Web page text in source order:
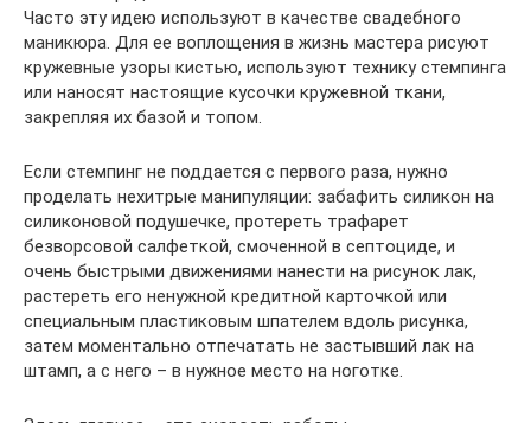
Часто эту идею используют в качестве свадебного
маникюра. Для ее воплощения в жизнь мастера рисуют
кружевные узоры кистью, используют технику стемпинга
или наносят настоящие кусочки кружевной ткани,
закрепляя их базой и топом.
Если стемпинг не поддается с первого раза, нужно
проделать нехитрые манипуляции: забафить силикон на
силиконовой подушечке, протереть трафарет
безворсовой салфеткой, смоченной в септоциде, и
очень быстрыми движениями нанести на рисунок лак,
растереть его ненужной кредитной карточкой или
специальным пластиковым шпателем вдоль рисунка,
затем моментально отпечатать не застывший лак на
штамп, а с него – в нужное место на ноготке.